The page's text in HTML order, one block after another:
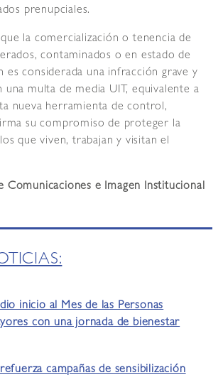
prenupciales.
la comercialización o tenencia de
contaminados o en estado de
es considerada una infracción grave y
una multa de media UIT, equivalente a
nueva herramienta de control,
su compromiso de proteger la
que viven, trabajan y visitan el
Comunicaciones e Imagen Institucional
inicio al Mes de las Personas
con una jornada de bienestar
campañas de sensibilización